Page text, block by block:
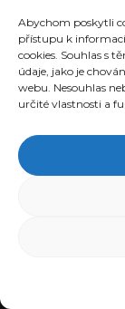
Abychom poskytli
přístupu k
cookies. Souhlas s
údaje, jako je
webu. Nesouhlas
určité vlastnosti a